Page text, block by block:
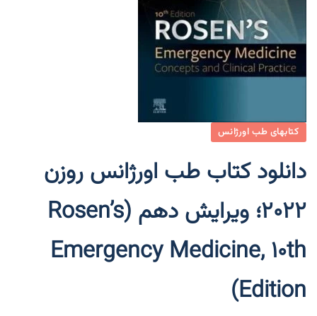
کتابهای طب اورژانس
دانلود کتاب طب اورژانس روزن
2022؛ ویرایش دهم (Rosen’s
Emergency Medicine, 10th
Edition)